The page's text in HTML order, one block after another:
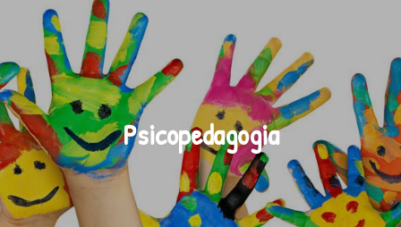
Psicopedagogia